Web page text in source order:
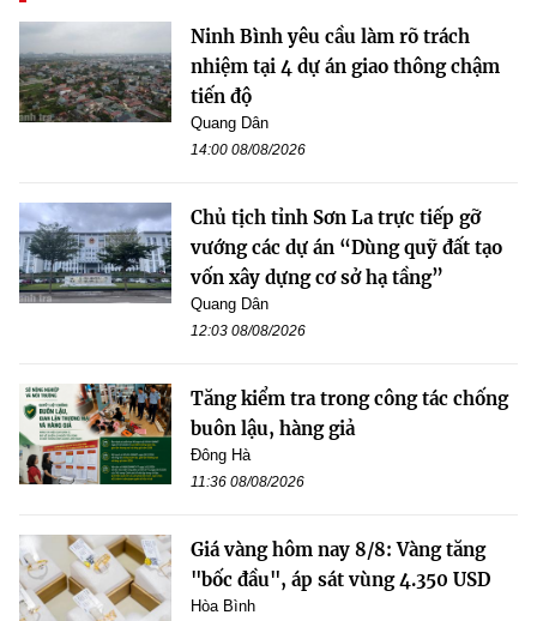
Ninh Bình yêu cầu làm rõ trách
nhiệm tại 4 dự án giao thông chậm
tiến độ
Quang Dân
14:00 08/08/2026
Chủ tịch tỉnh Sơn La trực tiếp gỡ
vướng các dự án “Dùng quỹ đất tạo
vốn xây dựng cơ sở hạ tầng”
Quang Dân
12:03 08/08/2026
Tăng kiểm tra trong công tác chống
buôn lậu, hàng giả
Đông Hà
11:36 08/08/2026
Giá vàng hôm nay 8/8: Vàng tăng
"bốc đầu", áp sát vùng 4.350 USD
Hòa Bình